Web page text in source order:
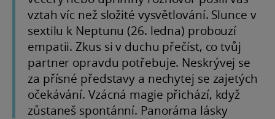
vztah víc než složité vysvětlování. Slunce v
sextilu k Neptunu (26. ledna) probouzí
empatii. Zkus si v duchu přečíst, co tvůj
partner opravdu potřebuje. Neskrývej se
za přísné představy a nechytej se zajetých
očekávání. Vzácná magie přichází, když
zůstaneš spontánní. Panoráma lásky